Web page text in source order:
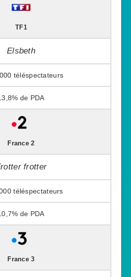
TF1
Elsbeth
France 2
frotter
France 3